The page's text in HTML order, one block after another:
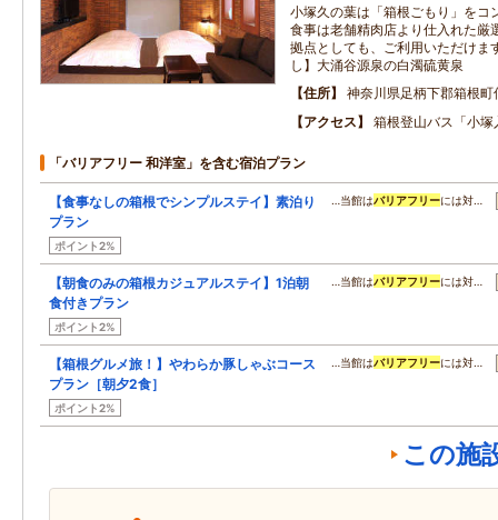
小塚久の葉は「箱根ごもり」をコ
食事は老舗精肉店より仕入れた厳
拠点としても、ご利用いただけま
し】大涌谷源泉の白濁硫黄泉
住所
神奈川県足柄下郡箱根
アクセス
箱根登山バス「小
「バリアフリー 和洋室」を含む宿泊プラン
【食事なしの箱根でシンプルステイ】素泊り
プラン
ポイント2%
…当館はバリアフリーには対…
【朝食のみの箱根カジュアルステイ】1泊朝
食付きプラン
ポイント2%
…当館はバリアフリーには対…
【箱根グルメ旅！】やわらか豚しゃぶコース
プラン［朝夕2食］
ポイント2%
…当館はバリアフリーには対…
この施